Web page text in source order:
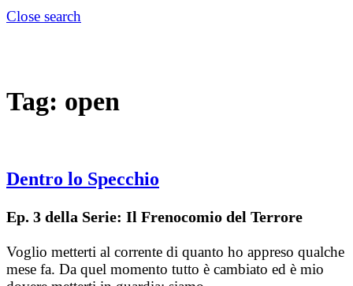
Close search
Tag: open
Dentro lo Specchio
Ep. 3 della Serie: Il Frenocomio del Terrore
Voglio metterti al corrente di quanto ho appreso qualche
mese fa. Da quel momento tutto è cambiato ed è mio